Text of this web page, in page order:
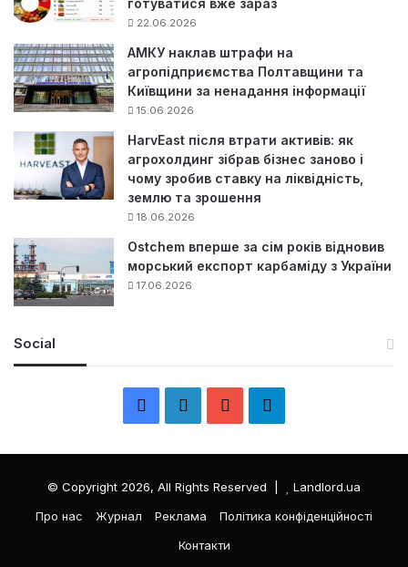
22.06.2026
АМКУ наклав штрафи на
агропідприємства Полтавщини та
Київщини за ненадання інформації
15.06.2026
HarvEast після втрати активів: як
агрохолдинг зібрав бізнес заново і
чому зробив ставку на ліквідність,
землю та зрошення
18.06.2026
Ostchem вперше за сім років відновив
морський експорт карбаміду з України
17.06.2026
Social
e
k
e
T
л
е
© Copyright 2026, All Rights Reserved |
Landlord.ua
Про нас
Журнал Реклама
Політика конфіденційності
Контакти